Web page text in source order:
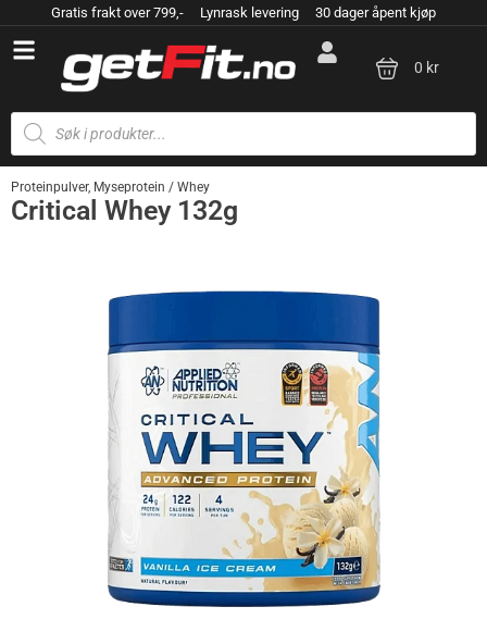
Gratis frakt over 799,- Lynrask levering 30 dager åpent kjøp
0 kr
Proteinpulver, Myseprotein / Whey
Critical Whey 132g